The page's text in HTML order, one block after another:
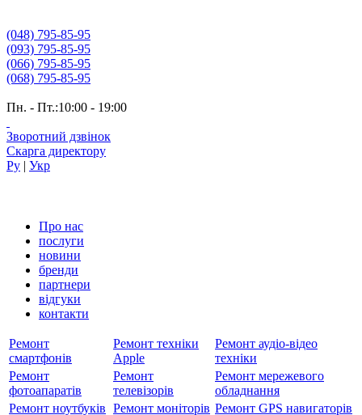
(048) 795-85-95
(093) 795-85-95
(066) 795-85-95
(068) 795-85-95
Пн. - Пт.:10:00 - 19:00
Зворотний дзвінок
Скарга директору
Ру | Укр
Про нас
послуги
новини
бренди
партнери
вiдгуки
контакти
Ремонт
смартфонів
Ремонт техніки
Apple
Ремонт аудіо-відео
техніки
Ремонт
фотоапаратів
Ремонт
телевізорів
Ремонт мережевого
обладнання
Ремонт ноутбуків Ремонт моніторів Ремонт GPS навигаторів